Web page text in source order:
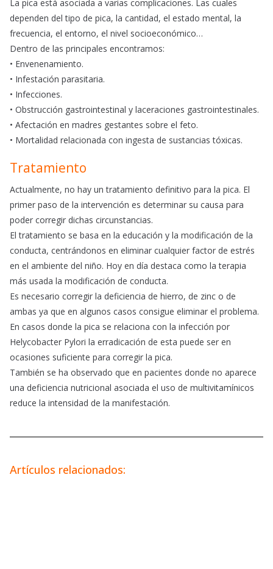
La pica está asociada a varias complicaciones. Las cuales
dependen del tipo de pica, la cantidad, el estado mental, la
frecuencia, el entorno, el nivel socioeconómico…
Dentro de las principales encontramos:
• Envenenamiento.
• Infestación parasitaria.
• Infecciones.
• Obstrucción gastrointestinal y laceraciones gastrointestinales.
• Afectación en madres gestantes sobre el feto.
• Mortalidad relacionada con ingesta de sustancias tóxicas.
Tratamiento
Actualmente, no hay un tratamiento definitivo para la pica. El
primer paso de la intervención es determinar su causa para
poder corregir dichas circunstancias.
El tratamiento se basa en la educación y la modificación de la
conducta, centrándonos en eliminar cualquier factor de estrés
en el ambiente del niño. Hoy en día destaca como la terapia
más usada la modificación de conducta.
Es necesario corregir la deficiencia de hierro, de zinc o de
ambas ya que en algunos casos consigue eliminar el problema.
En casos donde la pica se relaciona con la infección por
Helycobacter Pylori la erradicación de esta puede ser en
ocasiones suficiente para corregir la pica.
También se ha observado que en pacientes donde no aparece
una deficiencia nutricional asociada el uso de multivitamínicos
reduce la intensidad de la manifestación.
Artículos relacionados: